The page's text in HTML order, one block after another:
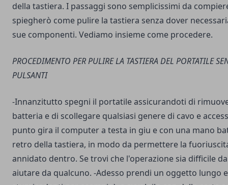
della tastiera. I passaggi sono semplicissimi da
spiegherò come pulire la tastiera senza dover
sue componenti. Vediamo insieme come procedere.
PROCEDIMENTO PER PULIRE LA TASTIERA DEL PORTATILE
PULSANTI
-Innanzitutto spegni il portatile assicurandoti di
batteria e di scollegare qualsiasi genere di cavo e
punto gira il computera testa in giu e con una mano
retro della tastiera, in modo da permettere la
annidato dentro. Se trovi che l'operazione sia difficile
aiutare da qualcuno. -Adesso prendi un oggetto lungo